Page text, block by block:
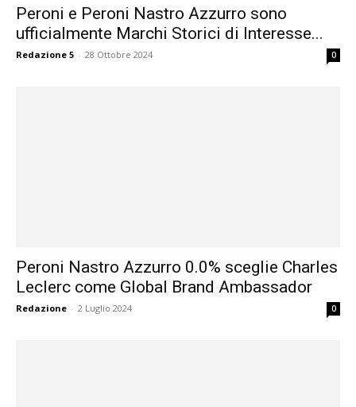
Peroni e Peroni Nastro Azzurro sono
ufficialmente Marchi Storici di Interesse...
Redazione 5 - 28 Ottobre 2024 0
Peroni Nastro Azzurro 0.0% sceglie Charles
Leclerc come Global Brand Ambassador
Redazione - 2 Luglio 2024 0